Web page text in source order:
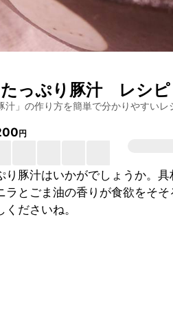
っぷり豚汁レシピ
汁 」の作り方を簡単で分かりやすいレ
円
り豚汁はいかがでしょうか。
ラとごま油の香りが食欲をそ
ださいね。